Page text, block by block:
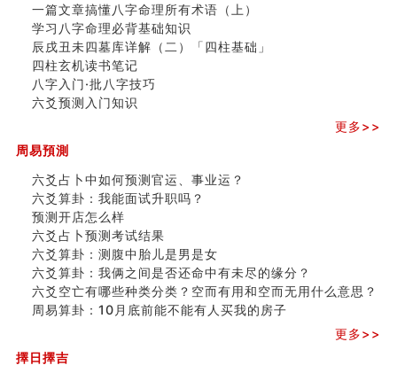
一篇文章搞懂八字命理所有术语（上）
学习八字命理必背基础知识
辰戌丑未四墓库详解（二）「四柱基础」
四柱玄机读书笔记
八字入门·批八字技巧
六爻预测入门知识
更多>>
周易預測
六爻占卜中如何预测官运、事业运？
六爻算卦：我能面试升职吗？
预测开店怎么样
六爻占卜预测考试结果
六爻算卦：测腹中胎儿是男是女
六爻算卦：我俩之间是否还命中有未尽的缘分？
六爻空亡有哪些种类分类？空而有用和空而无用什么意思？
周易算卦：10月底前能不能有人买我的房子
更多>>
擇日擇吉